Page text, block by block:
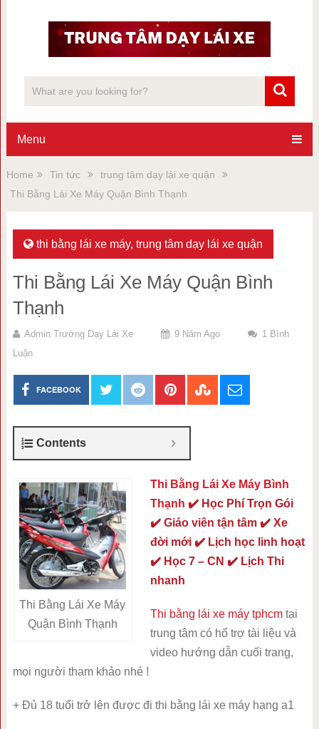
Menu
Home Tin tức
trung tâm dạy lái xe quận
Thi Bằng Lái Xe Máy Quận Bình Thạnh
thi bằng lái xe máy, trung tâm dạy lái xe quận
Thi Bằng Lái Xe Máy Quận Bình
Thạnh
Admin Trường Dạy Lái Xe 9 Năm Ago
1 Bình
Luận
FACEBOOK
Contents
Thi Bằng Lái Xe Máy
Quận Bình Thạnh
Thi Bằng Lái Xe Máy Bình
Thạnh ✔️ Học Phí Trọn Gói
✔️ Giáo viên tận tâm ✔️ Xe
đời mới ✔️ Lịch học linh hoạt
✔️ Học 7 – CN ✔️ Lịch Thi
nhanh
Thi bằng lái xe máy tphcmtại
trung tâm có hổ trợ tài liệu và
video hướng dẫn cuối trang,
mọi người tham khảo nhé !
+ Đủ 18 tuổi trở lên được đi thi bằng lái xe máy hạng a1